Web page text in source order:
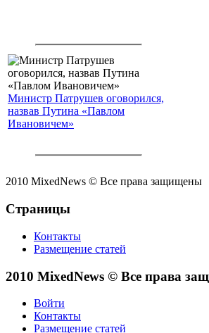
Министр Патрушев оговорился,
назвав Путина «Павлом
Ивановичем»
2010 MixedNews © Все права защищены
Страницы
Контакты
Размещение статей
2010 MixedNews © Все права
Войти
Контакты
Размещение статей